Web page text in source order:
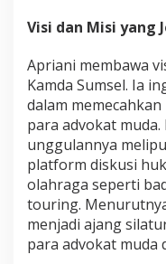
Visi dan Misi yang
Apriani membawa
Kamda Sumsel. Ia
dalam
para advokat
unggulannya
platform diskusi
olahraga seperti
touring.
menjadi ajang
para advokat